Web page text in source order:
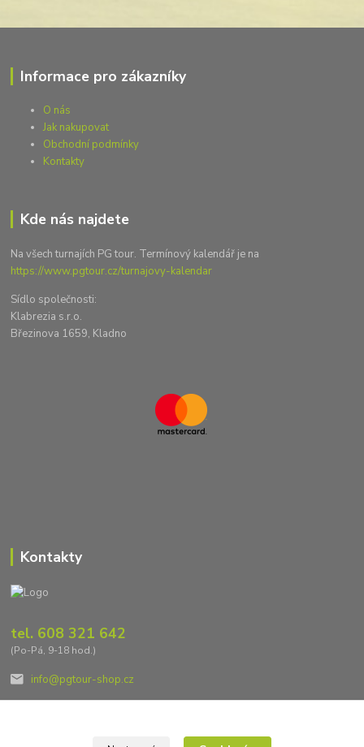
Informace pro zákazníky
O nás
Jak nakupovat
Obchodní podmínky
Kontakty
Kde nás najdete
Na všech turnajích PG tour. Termínový kalendář je na
https://www.pgtour.cz/turnajovy-kalendar
Sídlo společnosti:
Klabrezia s.r.o.
Březinova 1659, Kladno
Kontakty
tel. 608 321 642
(Po-Pá, 9-18 hod.)
info@pgtour-shop.cz